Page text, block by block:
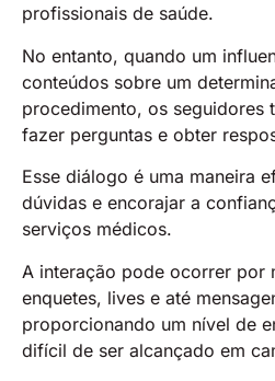
profissionais de saúde.
No entanto, quando um
conteúdos sobre um
procedimento, os seguidores
fazer perguntas e obter
Esse diálogo é uma maneira
dúvidas e encorajar a
serviços médicos.
A interação pode ocorrer por
enquetes, lives e até
proporcionando um nível de
difícil de ser alcançado em